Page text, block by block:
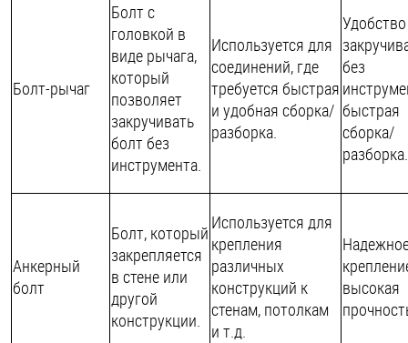
Болт-рычаг
Болт с
головкой в
виде рычага,
который
позволяет
закручивать
болт без
инструмента.
Используется для
соединений, где
требуется быстрая
и удобная сборка/
разборка.
Удобство
без
быстрая
сборка/
разборка.
Анкерный
болт
Болт, который
закрепляется
в стене или
другой
конструкции.
Используется для
крепления
различных
конструкций к
стенам, потолкам
и т.д.
высокая